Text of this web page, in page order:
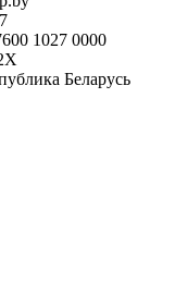
1027 0000
Беларусь